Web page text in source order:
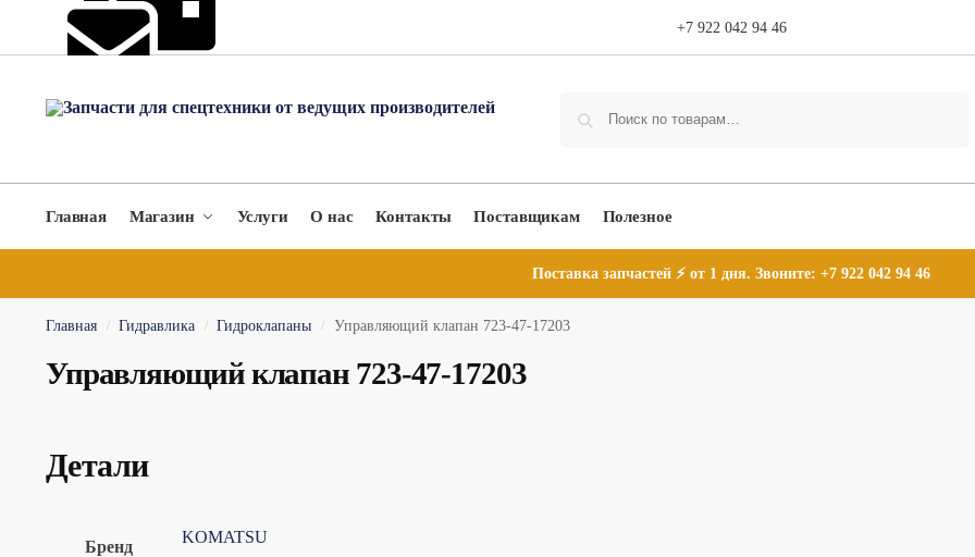
+7 922 042 94 46
Главная Магазин Услуги О нас Контакты Поставщикам Полезное
Поставка запчастей ⚡ от 1 дня. Звоните: +7 922 042 94 46
Главная / Гидравлика / Гидроклапаны / Управляющий клапан 723-47-17203
Управляющий клапан 723-47-17203
Детали
Бренд
KOMATSU